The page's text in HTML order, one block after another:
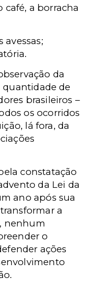
café, a borracha
avessas;
da
quantidade de
brasileiros –
os ocorridos
lá fora, da
constatação
da Lei da
ano após sua
a
nenhum
o
ações